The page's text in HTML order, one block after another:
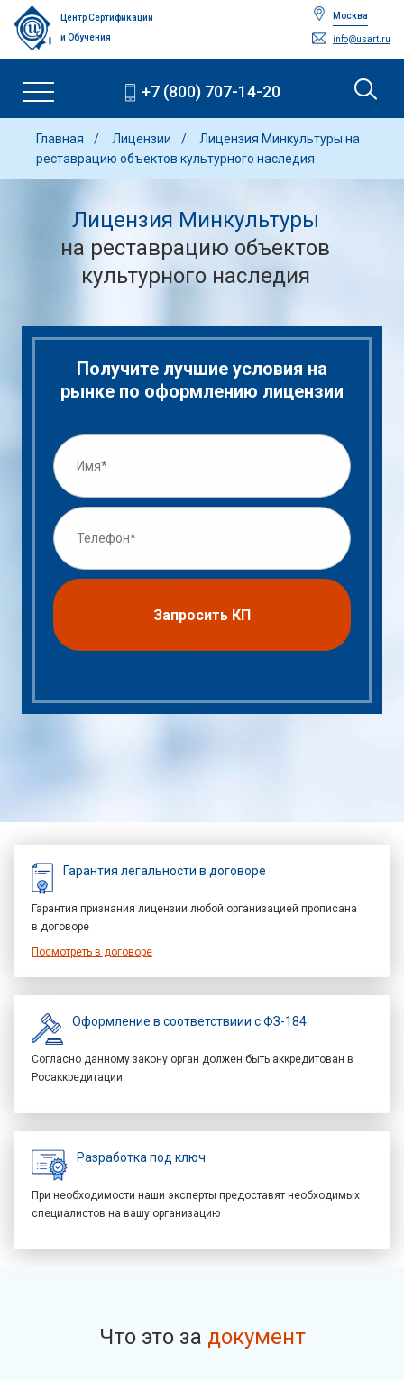
Центр Сертификации
и Обучения
Москва
info@usart.ru
+7 (800) 707-14-20
Главная Лицензии
Лицензия Минкультуры на
реставрацию объектов культурного наследия
Лицензия Минкультуры
на реставрацию объектов
культурного наследия
Получите лучшие условия на
рынке по оформлению лицензии
Запросить КП
Гарантия легальности в договоре
Гарантия признания лицензии любой организацией прописана
в договоре
Посмотреть в договоре
Оформление в соответствиии с ФЗ-184
Согласно данному закону орган должен быть аккредитован в
Росаккредитации
Разработка под ключ
При необходимости наши эксперты предоставят необходимых
специалистов на вашу организацию
Что это за документ